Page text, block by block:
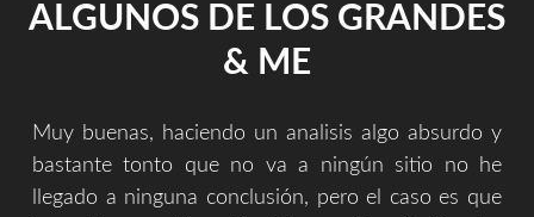
ALGUNOS DE LOS GRANDES
& ME
Muy buenas, haciendo un analisis algo absurdo y
bastante tonto que no va a ningún sitio no he
llegado a ninguna conclusión, pero el caso es que